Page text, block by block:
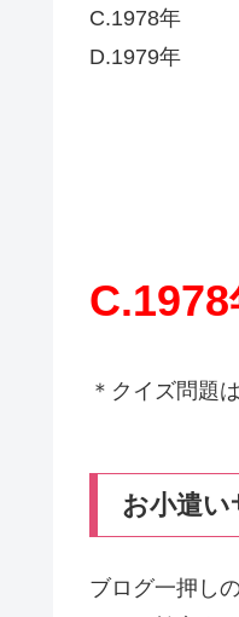
C.1978年
D.1979年
＊クイズ問題
お小遣い
ブログ一押し